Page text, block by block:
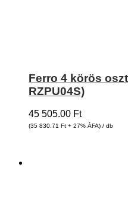
Ferro 4 körös
RZPU04S)
45 505.00 Ft
(35 830.71 Ft + 27% ÁFA) / db